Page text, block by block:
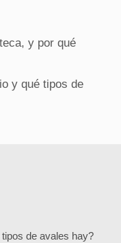
y por qué
y qué tipos de
de avales hay?